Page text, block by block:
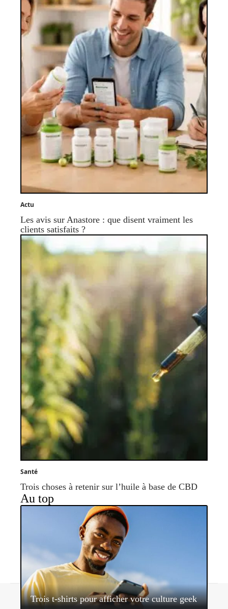
Actu
Les avis sur Anastore : que disent vraiment les
clients satisfaits ?
Santé
Trois choses à retenir sur l’huile à base de CBD
Au top
Trois t-shirts pour afficher votre culture geek
Contact Mentions légales Sitemap